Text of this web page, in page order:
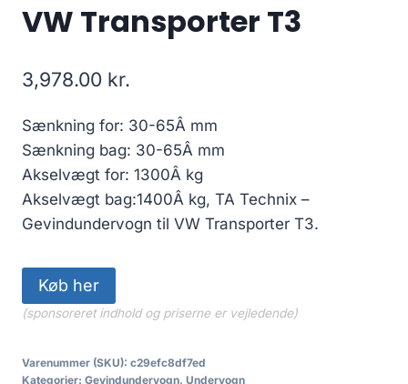
VW Transporter T3
3,978.00 kr.
Sænkning for: 30-65Â mm
Sænkning bag: 30-65Â mm
Akselvægt for: 1300Â kg
Akselvægt bag:1400Â kg, TA Technix –
Gevindundervogn til VW Transporter T3.
Køb her
(sponsoreret indhold og priserne er vejledende)
Varenummer (SKU): c29efc8df7ed
Kategorier: Gevindundervogn, Undervogn